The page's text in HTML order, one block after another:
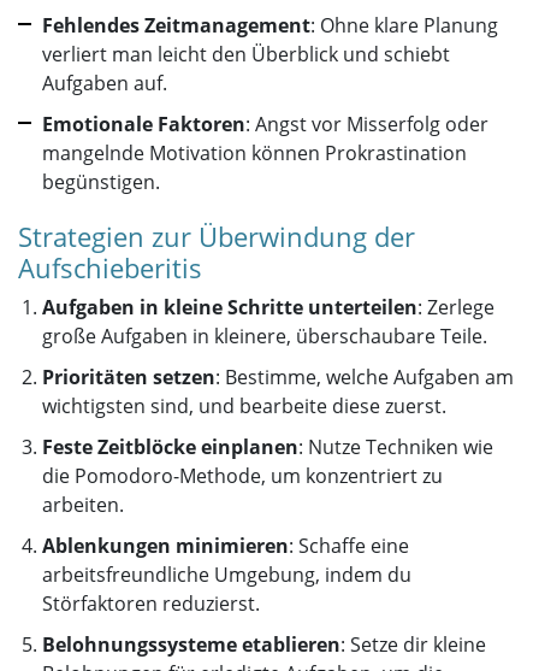
Fehlendes Zeitmanagement: Ohne klare Planung
verliert man leicht den Überblick und schiebt
Aufgaben auf.
Emotionale Faktoren: Angst vor Misserfolg oder
mangelnde Motivation können Prokrastination
begünstigen.
Strategien zur Überwindung der
Aufschieberitis
Aufgaben in kleine Schritte unterteilen: Zerlege
große Aufgaben in kleinere, überschaubare Teile.
Prioritäten setzen: Bestimme, welche Aufgaben am
wichtigsten sind, und bearbeite diese zuerst.
Feste Zeitblöcke einplanen: Nutze Techniken wie
die Pomodoro-Methode, um konzentriert zu
arbeiten.
Ablenkungen minimieren: Schaffe eine
arbeitsfreundliche Umgebung, indem du
Störfaktoren reduzierst.
Belohnungssysteme etablieren: Setze dir kleine